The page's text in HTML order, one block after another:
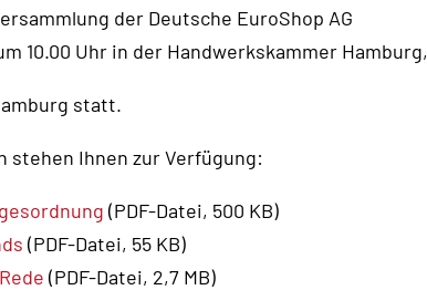
der Deutsche EuroShop AG
10.00 Uhr in der Handwerkskammer Hamburg,
statt.
stehen Ihnen zur Verfügung:
(PDF-Datei, 500 KB)
(PDF-Datei, 55 KB)
(PDF-Datei, 2,7 MB)